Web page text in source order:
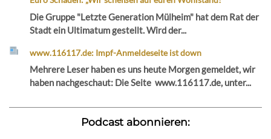
Die Gruppe "Letzte Generation Mülheim" hat dem Rat der
Stadt ein Ultimatum gestellt. Wird der...
www.116117.de: Impf-Anmeldeseite ist down
Mehrere Leser haben es uns heute Morgen gemeldet, wir
haben nachgeschaut: Die Seite www.116117.de, unter...
Podcast abonnieren: